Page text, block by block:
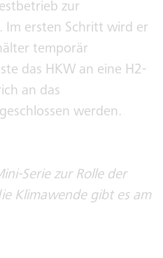
zur
Im ersten Schritt wird er
temporär
das HKW an eine H2-
an das
werden.
Serie zur Rolle der
Klimawende gibt es am